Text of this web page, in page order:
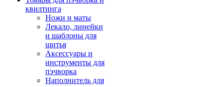
квилтинга
Ножи и маты
Лекало, линейки
и шаблоны для
шитья
Аксессуары и
инструменты для
пэчворка
Наполнитель для